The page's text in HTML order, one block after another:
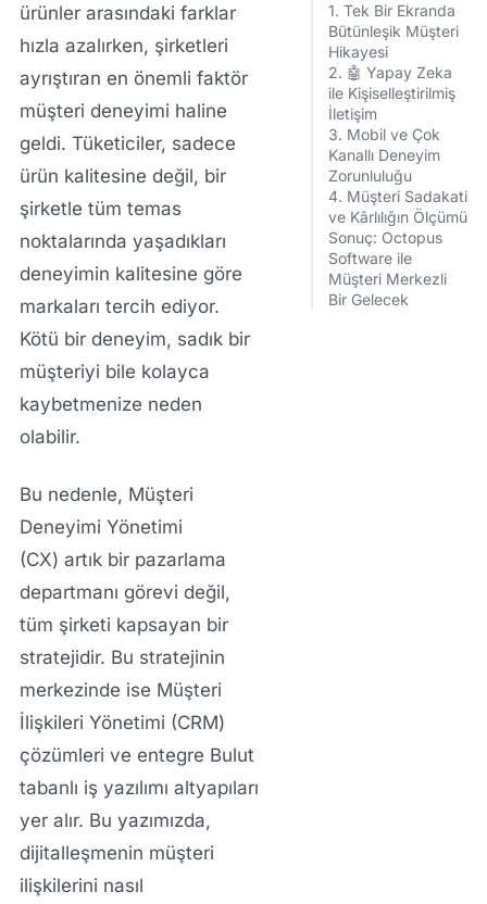
1. Tek Bir Ekranda
Bütünleşik Müşteri
Hikayesi
2. 🤖 Yapay Zeka
ile Kişiselleştirilmiş
İletişim
3. Mobil ve Çok
Kanallı Deneyim
Zorunluluğu
4. Müşteri Sadakati
ve Kârlılığın Ölçümü
Sonuç: Octopus
Software ile
Müşteri Merkezli
Bir Gelecek
ürünler arasındaki farklar
hızla azalırken, şirketleri
ayrıştıran en önemli faktör
müşteri deneyimi haline
geldi. Tüketiciler, sadece
ürün kalitesine değil, bir
şirketle tüm temas
noktalarında yaşadıkları
deneyimin kalitesine göre
markaları tercih ediyor.
Kötü bir deneyim, sadık bir
müşteriyi bile kolayca
kaybetmenize neden
olabilir.
Bu nedenle, Müşteri
Deneyimi Yönetimi
(CX) artık bir pazarlama
departmanı görevi değil,
tüm şirketi kapsayan bir
stratejidir. Bu stratejinin
merkezinde ise Müşteri
İlişkileri Yönetimi (CRM)
çözümleri ve entegre Bulut
tabanlı iş yazılımı altyapıları
yer alır. Bu yazımızda,
dijitalleşmenin müşteri
ilişkilerini nasıl